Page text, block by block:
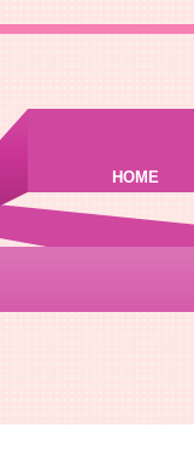
HOME